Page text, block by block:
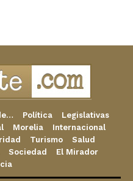
Política
Legislativas
Morelia
Internacional
Turismo
Salud
Sociedad
El Mirador